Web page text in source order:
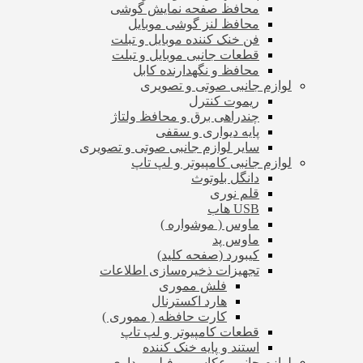
محافظ صفحه نمایش گوشی
محافظ لنز گوشی موبایل
فن خنک کننده موبایل و تبلت
قطعات جانبی موبایل و تبلت
محافظ و نگهدارنده کابل
لوازم جانبی صوتی و تصویری
ریموت کنترل
چندراهی برق و محافظ ولتاژ
پایه دیواری و سقفی
سایر لوازم جانبی صوتی و تصویری
لوازم جانبی کامپیوتر و لپ تاپ
دانگل بلوتوث
قلم نوری
USB هاب
ماوس ( موشواره )
ماوس پد
کیبورد (صفحه کلید)
تجهیزات ذخیره‌سازی اطلاعات
فلش مموری
هارد اکسترنال
کارت حافظه ( مموری )
قطعات کامپیوتر و لپ تاپ
استند و پایه خنک کننده